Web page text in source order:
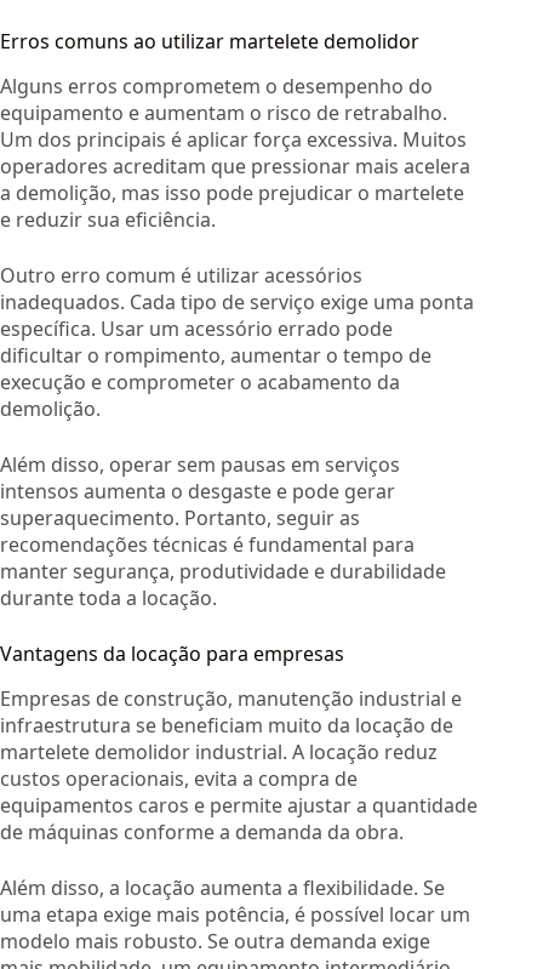
Erros comuns ao utilizar martelete demolidor
Alguns erros comprometem o desempenho do
equipamento e aumentam o risco de retrabalho.
Um dos principais é aplicar força excessiva. Muitos
operadores acreditam que pressionar mais acelera
a demolição, mas isso pode prejudicar o martelete
e reduzir sua eficiência.
Outro erro comum é utilizar acessórios
inadequados. Cada tipo de serviço exige uma ponta
específica. Usar um acessório errado pode
dificultar o rompimento, aumentar o tempo de
execução e comprometer o acabamento da
demolição.
Além disso, operar sem pausas em serviços
intensos aumenta o desgaste e pode gerar
superaquecimento. Portanto, seguir as
recomendações técnicas é fundamental para
manter segurança, produtividade e durabilidade
durante toda a locação.
Vantagens da locação para empresas
Empresas de construção, manutenção industrial e
infraestrutura se beneficiam muito da locação de
martelete demolidor industrial. A locação reduz
custos operacionais, evita a compra de
equipamentos caros e permite ajustar a quantidade
de máquinas conforme a demanda da obra.
Além disso, a locação aumenta a flexibilidade. Se
uma etapa exige mais potência, é possível locar um
modelo mais robusto. Se outra demanda exige